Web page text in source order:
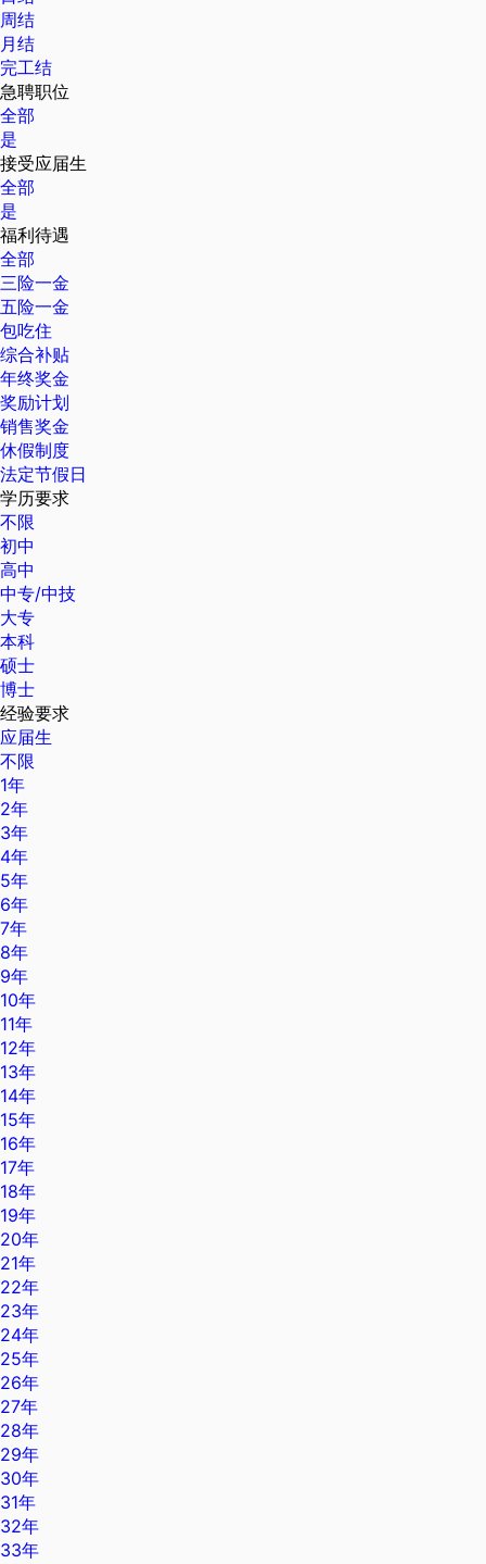
周结
月结
完工结
急聘职位
全部
是
接受应届生
全部
是
福利待遇
全部
三险一金
五险一金
包吃住
综合补贴
年终奖金
奖励计划
销售奖金
休假制度
法定节假日
学历要求
不限
初中
高中
中专/中技
大专
本科
硕士
博士
经验要求
应届生
不限
1年
2年
3年
4年
5年
6年
7年
8年
9年
10年
11年
12年
13年
14年
15年
16年
17年
18年
19年
20年
21年
22年
23年
24年
25年
26年
27年
28年
29年
30年
31年
32年
33年